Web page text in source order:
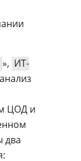
», ИТ-
ЦОД и
два